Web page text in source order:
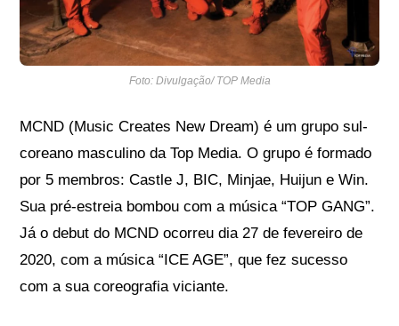
Foto: Divulgação/ TOP Media
MCND (Music Creates New Dream) é um grupo sul-
coreano masculino da Top Media. O grupo é formado
por 5 membros: Castle J, BIC, Minjae, Huijun e Win.
Sua pré-estreia bombou com a música “TOP GANG”.
Já o debut do MCND ocorreu dia 27 de fevereiro de
2020, com a música “ICE AGE”, que fez sucesso
com a sua coreografia viciante.